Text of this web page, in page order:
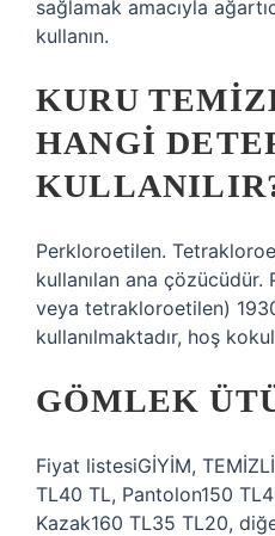
sağlamak amacıyla
kullanın.
KURU
HANGI
Perkloroetilen.
kullanılan ana
veya tetrakloroetilen)
kullanılmaktadır, hoş
GÖMLEK
Fiyat listesiGİYİM,
TL40 TL, Pantolon150
Kazak160 TL35 TL20,